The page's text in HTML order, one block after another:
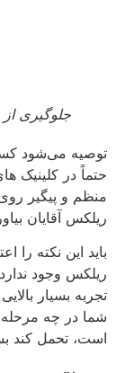
جلوگیری از
توصیه می‌شود
حتماً در کلینیک‌
منظم و پیگیر روی
ریلکس آقایان
باید این نکته را
ریلکس وجود ندارد
تجربه بسیار
شما در چه مرحله‌
است، تحمل کند